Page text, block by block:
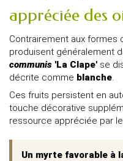
appréciée des
Contrairement aux formes
produisent généralement
communis 'La Clape' se
décrite comme blanche.
Ces fruits persistent en
touche décorative
ressource appréciée par
Un myrte favorable à